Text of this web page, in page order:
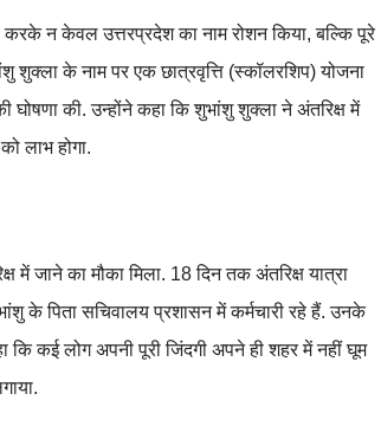
करके न केवल उत्तरप्रदेश का नाम रोशन किया, बल्कि पूरे
के नाम पर एक छात्रवृत्ति (स्कॉलरशिप) योजना
की. उन्होंने कहा कि शुभांशु शुक्ला ने अंतरिक्ष में
लाभ होगा.
में जाने का मौका मिला. 18 दिन तक अंतरिक्ष यात्रा
के पिता सचिवालय प्रशासन में कर्मचारी रहे हैं. उनके
कई लोग अपनी पूरी जिंदगी अपने ही शहर में नहीं घूम